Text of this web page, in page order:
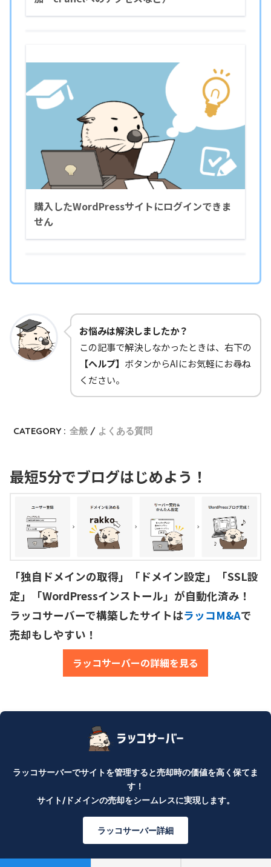
購入したWordPressサイトにログインできま
せん
お悩みは解決しましたか？
この記事で解決しなかったときは、右下の
【ヘルプ】 ボタンからAIにお気軽にお尋ね
ください。
CATEGORY : 全般 よくある質問
最短5分でブログはじめよう！
「独自ドメインの取得」「ドメイン設定」「SSL設
定」「WordPressインストール」が自動化済み！
ラッコサーバーで構築したサイトはラッコM&Aで
売却もしやすい！
ラッコサーバーの詳細を見る
ラッコサーバーでサイトを管理すると売却時の価値を高く保てま
す！
サイト/ドメインの売却をシームレスに実現します。
ラッコサーバー詳細